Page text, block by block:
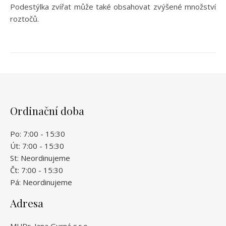
Podestýlka zvířat může také obsahovat zvýšené množství
roztočů.
Ordinační doba
Po: 7:00 - 15:30
Út: 7:00 - 15:30
St: Neordinujeme
Čt: 7:00 - 15:30
Pá: Neordinujeme
Adresa